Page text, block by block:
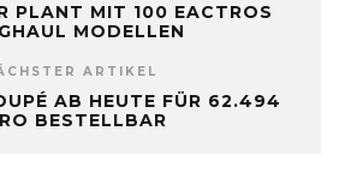
PLANT MIT 100 EACTROS
MODELLEN
ARTIKEL
AB HEUTE FÜR 62.494
BESTELLBAR